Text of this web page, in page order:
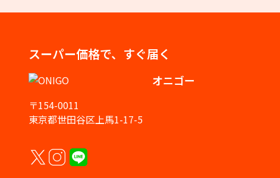
スーパー価格で、すぐ届く
オニゴー
〒154-0011
東京都世田谷区上馬1-17-5